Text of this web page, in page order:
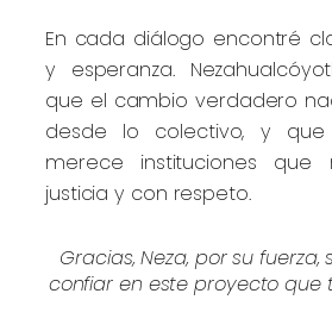
En cada diálogo encontré
y esperanza.
que el cambio verdadero
desde lo colectivo, y
merece instituciones que
justicia y con respeto.
Gracias, Neza, por su
confiar en este proyecto que